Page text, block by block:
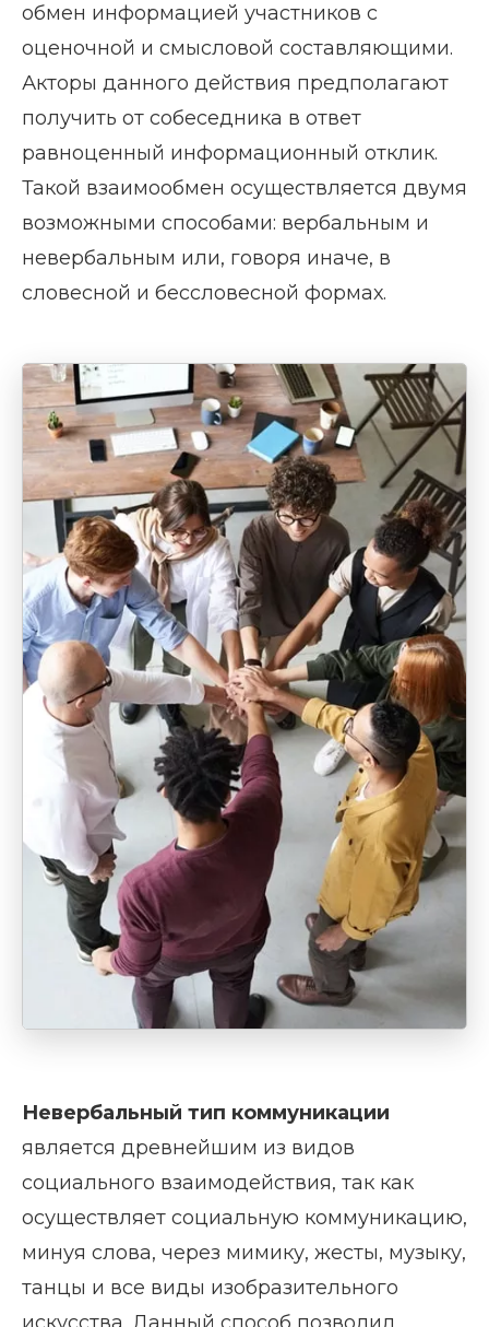
обмен информацией участников с
оценочной и смысловой составляющими.
Акторы данного действия предполагают
получить от собеседника в ответ
равноценный информационный отклик.
Такой взаимообмен осуществляется двумя
возможными способами: вербальным и
невербальным или, говоря иначе, в
словесной и бессловесной формах.
Невербальный тип коммуникации
является древнейшим из видов
социального взаимодействия, так как
осуществляет социальную коммуникацию,
минуя слова, через мимику, жесты, музыку,
танцы и все виды изобразительного